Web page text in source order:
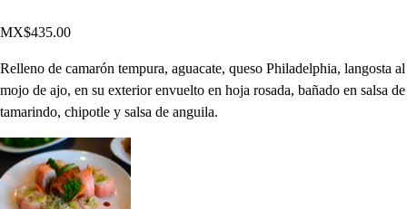
MX$435.00
Relleno de camarón tempura, aguacate, queso Philadelphia, langosta al
mojo de ajo, en su exterior envuelto en hoja rosada, bañado en salsa de
tamarindo, chipotle y salsa de anguila.